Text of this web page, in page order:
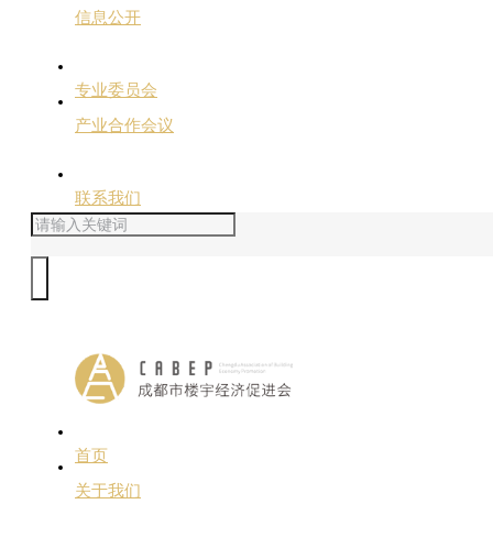
信息公开
专业委员会
产业合作会议
联系我们
首页
关于我们